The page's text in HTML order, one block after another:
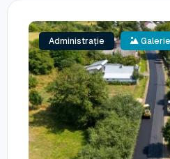
Administrație Galerie